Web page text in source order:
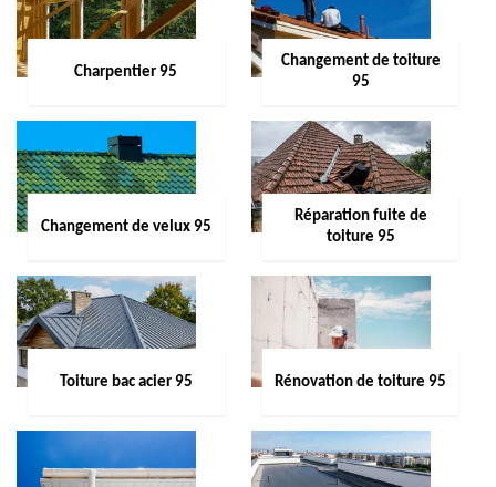
Charpentier 95
Changement de toiture
95
Changement de velux 95
Réparation fuite de
toiture 95
Toiture bac acier 95 Rénovation de toiture 95